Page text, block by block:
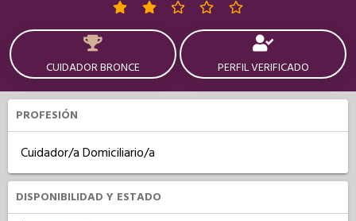
CUIDADOR BRONCE PERFIL VERIFICADO
PROFESIÓN
Cuidador/a Domiciliario/a
DISPONIBILIDAD Y ESTADO